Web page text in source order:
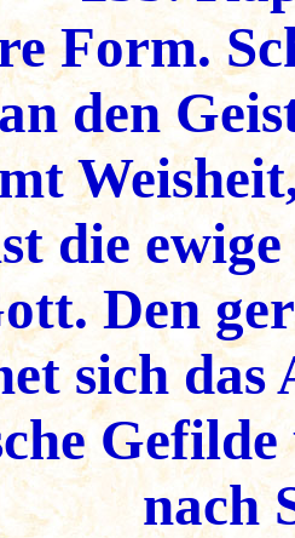
Form.
den
die
Den
sich das
Gefilde
nach